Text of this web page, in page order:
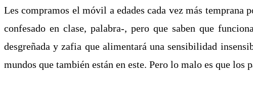
Les compramos el móvil a edades cada vez más temprana
confesado en clase, palabra-, pero que saben que
desgreñada y zafia que alimentará una sensibilidad
mundos que también están en este. Pero lo malo es que